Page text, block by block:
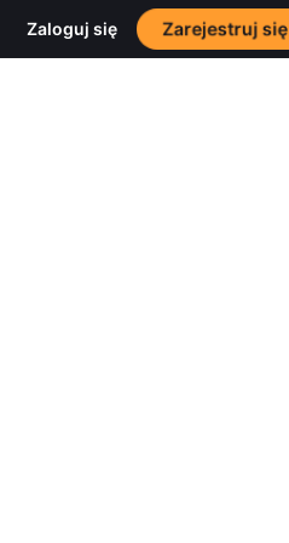
Zaloguj się Zarejestruj się